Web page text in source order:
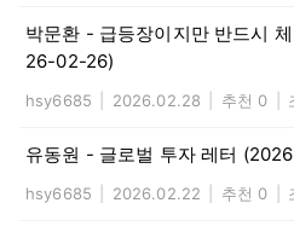
박문환 - 급등장이지만 반드시
26-02-26)
hsy6685 2026.02.28 추천 0
유동원 - 글로벌 투자 레터
hsy6685 2026.02.22 추천 0